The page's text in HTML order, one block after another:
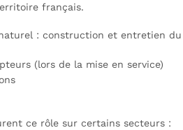
français.
: construction et entretien du
(lors de la mise en service)
ce rôle sur certains secteurs :